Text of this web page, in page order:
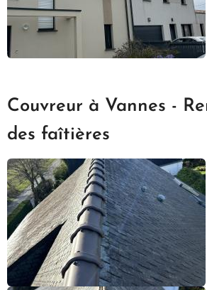
Couvreur à Vannes -
des faîtières